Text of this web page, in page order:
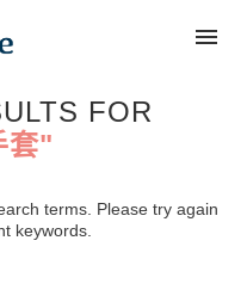
FOR
套"
terms. Please try again
keywords.